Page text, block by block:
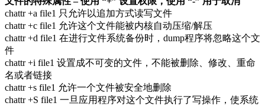
chattr +a file1 只允许以追加方式读写文件
chattr +c file1 允许这个文件能被内核自动压缩/解压
chattr +d file1 在进行文件系统备份时，dump程序将忽略这个文
件
chattr +i file1 设置成不可变的文件，不能被删除、修改、重命
名或者链接
chattr +s file1 允许一个文件被安全地删除
chattr +S file1 一旦应用程序对这个文件执行了写操作，使系统